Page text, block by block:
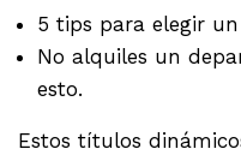
5 tips para elegir
No alquiles un
esto.
Estos títulos